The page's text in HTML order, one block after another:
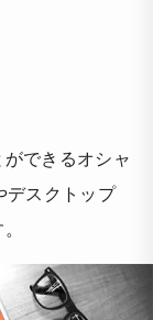
できるオシャ
デスクトップ